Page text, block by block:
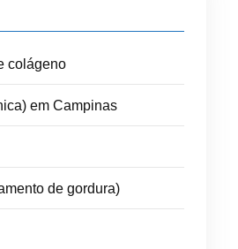
colágeno
em Campinas
de gordura)